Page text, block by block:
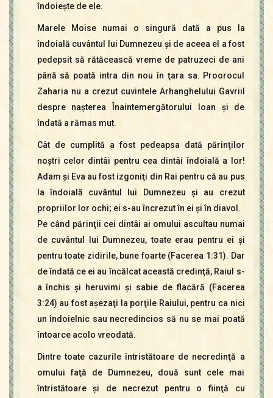
îndoieşte de ele.
Marele Moise numai o singură dată a pus la
îndoială cuvântul lui Dumnezeu şi de aceea el a fost
pedepsit să rătăcească vreme de patruzeci de ani
până să poată intra din nou în ţara sa. Proorocul
Zaharia nu a crezut cuvintele Arhanghelului Gavriil
despre naşterea Înaintemergătorului Ioan şi de
îndată a rămas mut.
Cât de cumplită a fost pedeapsa dată părinţilor
noştri celor dintâi pentru cea dintâi îndoială a lor!
Adam şi Eva au fost izgoniţi din Rai pentru că au pus
la îndoială cuvântul lui Dumnezeu şi au crezut
propriilor lor ochi; ei s-au încrezut în ei şi în diavol.
Pe când părinţii cei dintâi ai omului ascultau numai
de cuvântul lui Dumnezeu, toate erau pentru ei şi
pentru toate zidirile, bune foarte (Facerea 1:31). Dar
de îndată ce ei au încălcat această credinţă, Raiul s-
a închis şi heruvimi şi sabie de flacără (Facerea
3:24) au fost aşezaţi la porţile Raiului, pentru ca nici
un îndoielnic sau necredincios să nu se mai poată
întoarce acolo vreodată.
Dintre toate cazurile întristătoare de necredinţă a
omului faţă de Dumnezeu, două sunt cele mai
întristătoare şi de necrezut pentru o fiinţă cu